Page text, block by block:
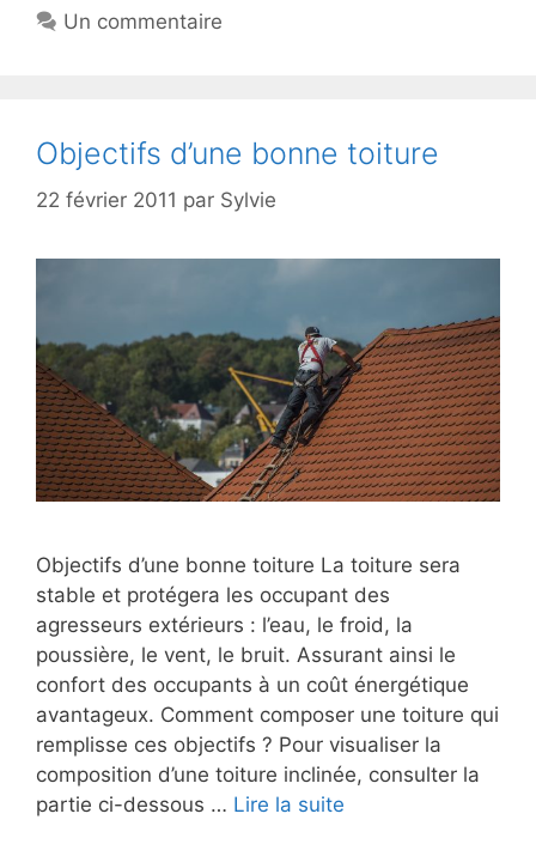
Un commentaire
Objectifs d’une bonne toiture
22 février 2011 par Sylvie
Objectifs d’une bonne toiture La toiture sera
stable et protégera les occupant des
agresseurs extérieurs : l’eau, le froid, la
poussière, le vent, le bruit. Assurant ainsi le
confort des occupants à un coût énergétique
avantageux. Comment composer une toiture qui
remplisse ces objectifs ? Pour visualiser la
composition d’une toiture inclinée, consulter la
partie ci-dessous … Lire la suite